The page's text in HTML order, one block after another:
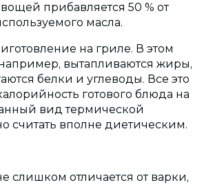
прибавляется 50 % от
масла.
на гриле. В этом
вытапливаются жиры,
белки и углеводы. Все это
готового блюда на
вид термической
считать вполне диетическим.
слишком отличается от варки,